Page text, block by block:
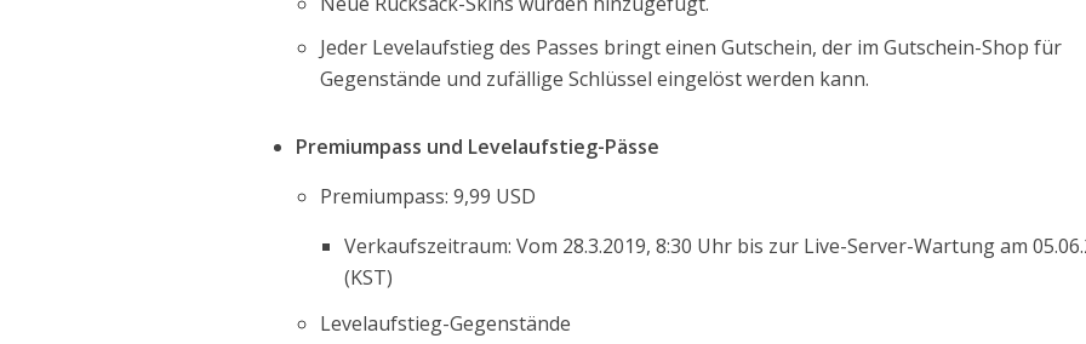
Jeder Levelaufstieg des Passes bringt einen Gutschein, der im Gutschein-Shop für
Gegenstände und zufällige Schlüssel eingelöst werden kann.
Premiumpass und Levelaufstieg-Pässe
Premiumpass: 9,99 USD
Verkaufszeitraum: Vom 28.3.2019, 8:30 Uhr bis zur Live-Server-Wartung am
(KST)
Levelaufstieg-Gegenstände